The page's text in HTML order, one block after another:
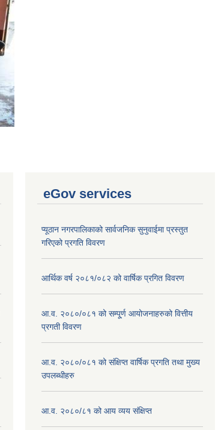
eGov services
प्यूठान नगरपालिकाको सार्वजनिक सुनुवाईमा प्रस्तुत
गरिएको प्रगति विवरण
आर्थिक वर्ष २०८१/०८२ को वार्षिक प्रगित विवरण
आ.व. २०८०/०८१ को सम्पू्र्ण आयोजनाहरुको वित्तीय
प्रगती विवरण
आ.व. २०८०/०८१ को संक्षिप्त वार्षिक प्रगति तथा मुख्य
उपलब्धीहरु
आ.व. २०८०/८१ को आय व्यय संक्षिप्त